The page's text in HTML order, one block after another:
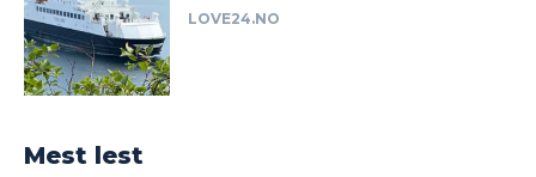
LOVE24.NO
Mest lest